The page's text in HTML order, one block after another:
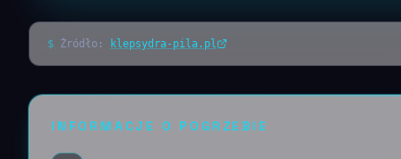
$ Źródło: klepsydra-pila.pl
INFORMACJE O POGRZEBIE